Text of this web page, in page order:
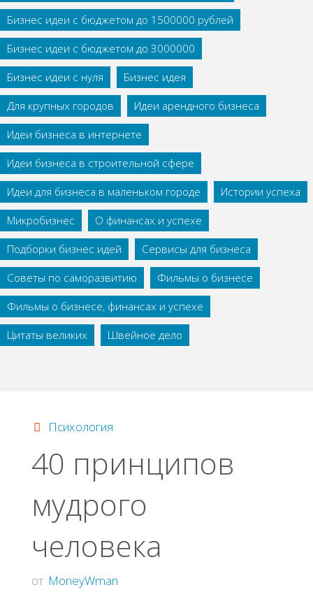
Бизнес идеи с бюджетом до 1500000 рублей
Бизнес идеи с бюджетом до 3000000
Бизнес идеи с нуля
Бизнес идея
Для крупных городов
Идеи арендного бизнеса
Идеи бизнеса в интернете
Идеи бизнеса в строительной сфере
Идеи для бизнеса в маленьком городе
Истории успеха
Микробизнес
О финансах и успехе
Подборки бизнес идей
Сервисы для бизнеса
Советы по саморазвитию
Фильмы о бизнесе
Фильмы о бизнесе, финансах и успехе
Цитаты великих
Швейное дело
Психология
40 принципов
мудрого
человека
от MoneyWman